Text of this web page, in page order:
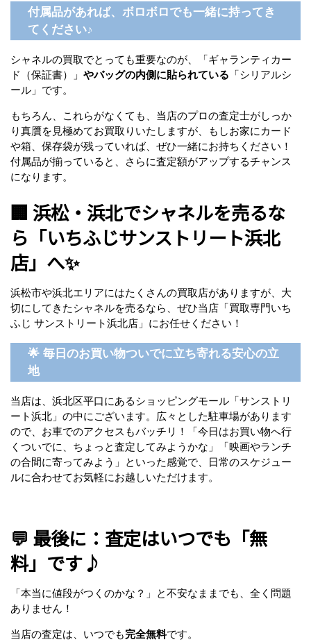
付属品があれば、ボロボロでも一緒に持ってき
てください♪
シャネルの買取でとっても重要なのが、「ギャランティカー
ド（保証書）」 やバッグの内側に貼られている 「シリアルシ
ール」です。
もちろん、これらがなくても、当店のプロの査定士がしっか
り真贋を見極めてお買取りいたしますが、もしお家にカード
や箱、保存袋が残っていれば、ぜひ一緒にお持ちください！
付属品が揃っていると、さらに査定額がアップするチャンス
になります。
🏢 浜松・浜北でシャネルを売るな
ら「いちふじサンストリート浜北
店」へ✨
浜松市や浜北エリアにはたくさんの買取店がありますが、大
切にしてきたシャネルを売るなら、ぜひ当店「買取専門いち
ふじ サンストリート浜北店」にお任せください！
🌟 毎日のお買い物ついでに立ち寄れる安心の立
地
当店は、浜北区平口にあるショッピングモール「サンストリ
ート浜北」の中にございます。広々とした駐車場があります
ので、お車でのアクセスもバッチリ！「今日はお買い物へ行
くついでに、ちょっと査定してみようかな」「映画やランチ
の合間に寄ってみよう」といった感覚で、日常のスケジュー
ルに合わせてお気軽にお越しいただけます。
💬 最後に：査定はいつでも「無
料」です♪
「本当に値段がつくのかな？」と不安なままでも、全く問題
ありません！
当店の査定は、いつでも完全無料です。